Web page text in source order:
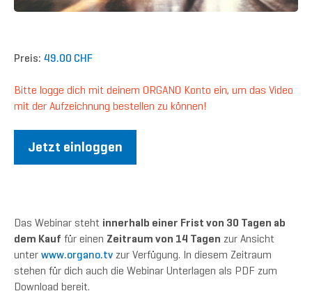
Preis: 49.00 CHF
Bitte logge dich mit deinem ORGANO Konto ein, um das Video
mit der Aufzeichnung bestellen zu können!
Jetzt einloggen
Das Webinar steht innerhalb einer Frist von 30 Tagen ab
dem Kauf für einen Zeitraum von 14 Tagen zur Ansicht
unter www.organo.tv zur Verfügung. In diesem Zeitraum
stehen für dich auch die Webinar Unterlagen als PDF zum
Download bereit.